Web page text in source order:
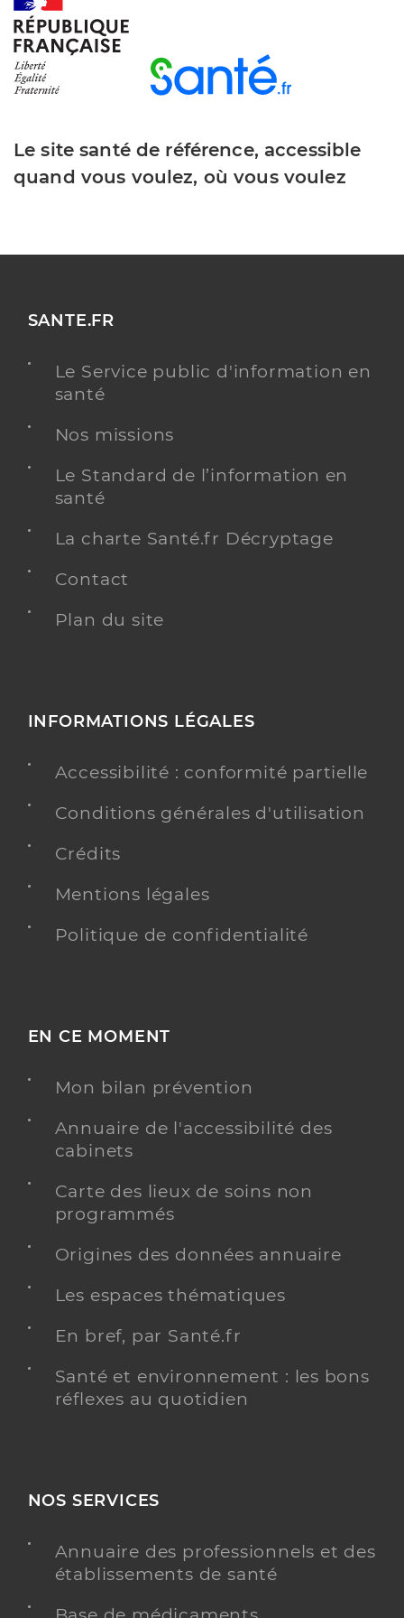
Ime le moulin
Institut médico-éducatif (IME)
Etablissement de soins
Adresse
350 Allee Charles Victor Naudin, 06410 Biot
Le site santé de référence, accessible
quand vous voulez, où vous voulez
SANTE.FR
Le Service public d'information en
santé
Nos missions
Le Standard de l’information en
santé
La charte Santé.fr Décryptage
Contact
Plan du site
INFORMATIONS LÉGALES
Accessibilité : conformité partielle
Conditions générales d'utilisation
Crédits
Mentions légales
Politique de confidentialité
EN CE MOMENT
Mon bilan prévention
Annuaire de l'accessibilité des
cabinets
Carte des lieux de soins non
programmés
Origines des données annuaire
Les espaces thématiques
En bref, par Santé.fr
Santé et environnement : les bons
réflexes au quotidien
NOS SERVICES
Annuaire des professionnels et des
établissements de santé